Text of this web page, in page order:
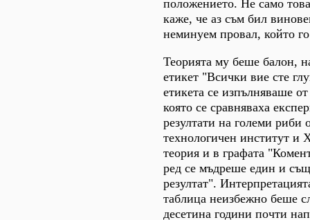
положението. Не само
каже, че аз съм бил
неминуем провал, който
Теорията му беше балон,
етикет "Всички вие сте
етикета се изпълняваше
която се сравняваха
резултати на големи риби
технологичен институт и
теория и в графата
ред се мъдреше един и
резултат".
таблица неизбежно беше
десетина години почти